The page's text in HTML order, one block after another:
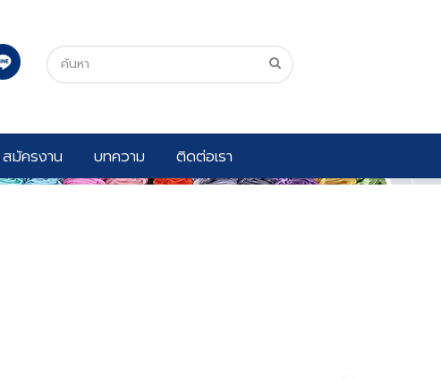
สมัครงาน บทความ ติดต่อเรา